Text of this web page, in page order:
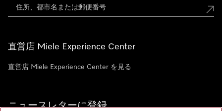
直営店 Miele Experience Center
直営店 Miele Experience Center を見る
ニュースレターに登録